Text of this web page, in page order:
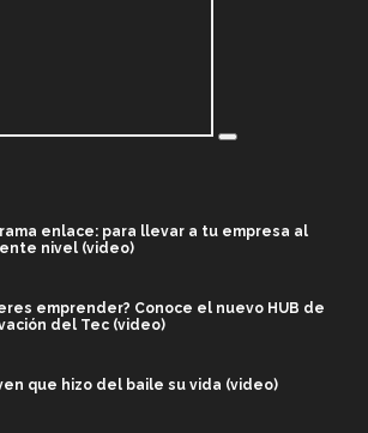
enlace: para llevar a tu empresa al
nivel (video)
emprender? Conoce el nuevo HUB de
del Tec (video)
que hizo del baile su vida (video)